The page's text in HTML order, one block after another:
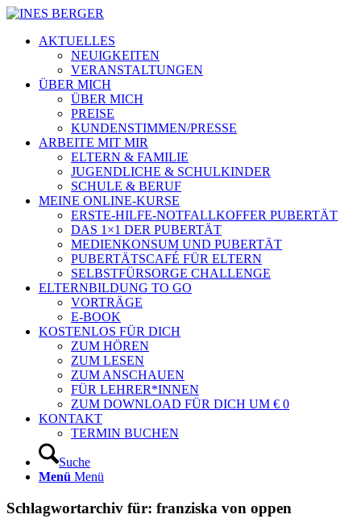
AKTUELLES
NEUIGKEITEN
VERANSTALTUNGEN
ÜBER MICH
ÜBER MICH
PREISE
KUNDENSTIMMEN/PRESSE
ARBEITE MIT MIR
ELTERN & FAMILIE
JUGENDLICHE & SCHULKINDER
SCHULE & BERUF
MEINE ONLINE-KURSE
ERSTE-HILFE-NOTFALLKOFFER PUBERTÄT
DAS 1×1 DER PUBERTÄT
MEDIENKONSUM UND PUBERTÄT
PUBERTÄTSCAFÉ FÜR ELTERN
SELBSTFÜRSORGE CHALLENGE
ELTERNBILDUNG TO GO
VORTRÄGE
E-BOOK
KOSTENLOS FÜR DICH
ZUM HÖREN
ZUM LESEN
ZUM ANSCHAUEN
FÜR LEHRER*INNEN
ZUM DOWNLOAD FÜR DICH UM € 0
KONTAKT
TERMIN BUCHEN
Suche
Menü Menü
Schlagwortarchiv für: franziska von oppen